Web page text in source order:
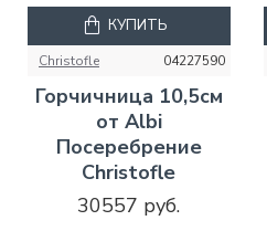
Christofle 04227590
Горчичница 10,5см
от Albi
Посеребрение
Christofle
30557 руб.
КУПИТЬ